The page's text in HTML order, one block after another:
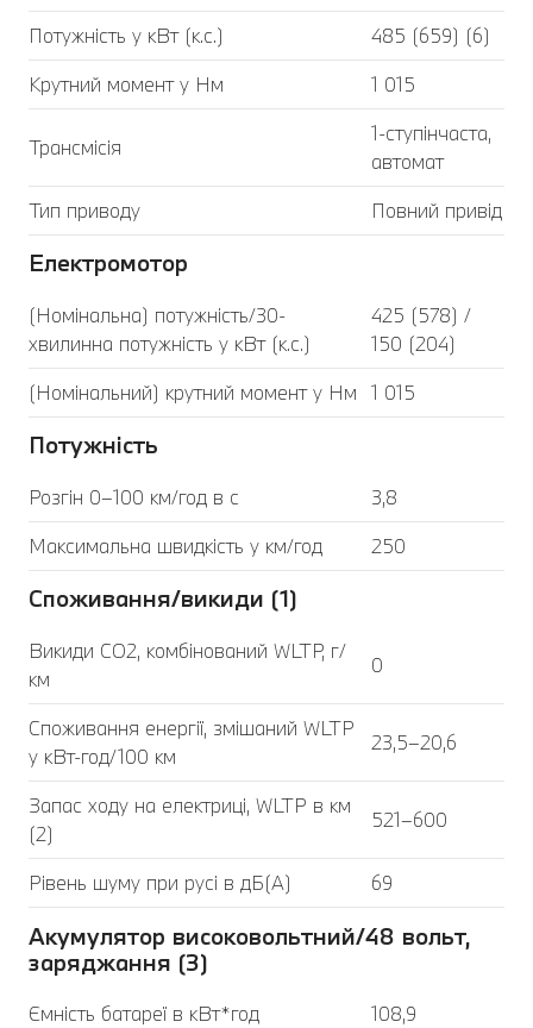
Потужність у кВт (к.с.)
485 (659) (6)
Крутний момент у Нм
1 015
Трансмісія
1-ступінчаста,
автомат
Тип приводу
Повний привід
Електромотор
(Номінальна) потужність/30-
хвилинна потужність у кВт (к.с.)
425 (578) /
150 (204)
(Номінальний) крутний момент у Нм
1 015
Потужність
Розгін 0–100 км/год в с
3,8
Максимальна швидкість у км/год
250
Споживання/викиди (1)
Викиди CO2, комбінований WLTP, г/
км
0
Споживання енергії, змішаний WLTP
у кВт-год/100 км
23,5–20,6
Запас ходу на електриці, WLTP в км
(2)
521–600
Рівень шуму при русі в дБ(А) 69
Акумулятор високовольтний/48 вольт,
заряджання (3)
Ємність батареї в кВт*год
108,9